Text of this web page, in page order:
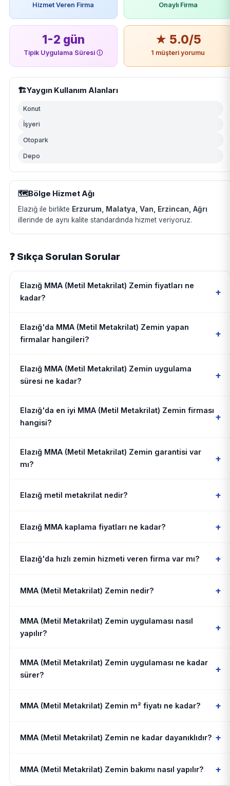
Hizmet Veren Firma Onaylı Firma
1-2 gün
Tipik Uygulama Süresiⓘ
★ 5.0/5
1 müşteri yorumu
🏗️Yaygın Kullanım Alanları
Konut
İşyeri
Otopark
Depo
🗺️Bölge Hizmet Ağı
Elazığ ile birlikte Erzurum, Malatya, Van, Erzincan, Ağrı
illerinde de aynı kalite standardında hizmet veriyoruz.
❓ Sıkça Sorulan Sorular
Elazığ MMA (Metil Metakrilat) Zemin fiyatları ne
kadar?
+
Elazığ'da MMA (Metil Metakrilat) Zemin yapan
firmalar hangileri?
+
Elazığ MMA (Metil Metakrilat) Zemin uygulama
süresi ne kadar?
+
Elazığ'da en iyi MMA (Metil Metakrilat) Zemin firması
hangisi?
+
Elazığ MMA (Metil Metakrilat) Zemin garantisi var
mı?
+
Elazığ metil metakrilat nedir? +
Elazığ MMA kaplama fiyatları ne kadar? +
Elazığ'da hızlı zemin hizmeti veren firma var mı? +
MMA (Metil Metakrilat) Zemin nedir? +
MMA (Metil Metakrilat) Zemin uygulaması nasıl
yapılır?
+
MMA (Metil Metakrilat) Zemin uygulaması ne kadar
sürer?
+
MMA (Metil Metakrilat) Zemin m² fiyatı ne kadar? +
MMA (Metil Metakrilat) Zemin ne kadar dayanıklıdır? +
MMA (Metil Metakrilat) Zemin bakımı nasıl yapılır? +